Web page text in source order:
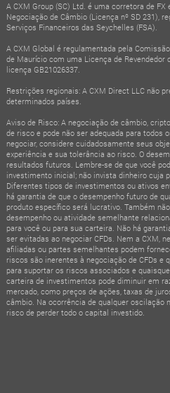
A CXM Group (SC) Ltd. é uma corretora de FX
Negociação de Câmbio (Licença nº SD 231),
Serviços Financeiros das Seychelles (FSA).
A CXM Global é regulamentada pela
de Maurício com uma Licença de
licença GB21026337.
Restrições regionais: A CXM Direct LLC não
determinados países.
Aviso de Risco: A negociação de câmbio,
de risco e pode não ser adequada para todos
negociar, considere cuidadosamente seus
experiência e sua tolerância ao risco. O
resultados futuros. Lembre-se de que você
investimento inicial; não invista dinheiro cuja
Diferentes tipos de investimentos ou ativos
há garantia de que o desempenho futuro de
produto específico será lucrativo. Também
desempenho ou atividade semelhante
para você ou para sua carteira. Não há
ser evitadas ao negociar CFDs. Nem a CXM,
afiliadas ou partes semelhantes podem
riscos são inerentes à negociação de CFDs e
para suportar os riscos associados e
carteira de investimentos pode diminuir em
mercado, como preços de ações, taxas de
câmbio. Na ocorrência de qualquer oscilação
risco de perder todo o capital investido.